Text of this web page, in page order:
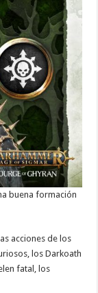
buena formación
acciones de los
los Darkoath
fatal, los